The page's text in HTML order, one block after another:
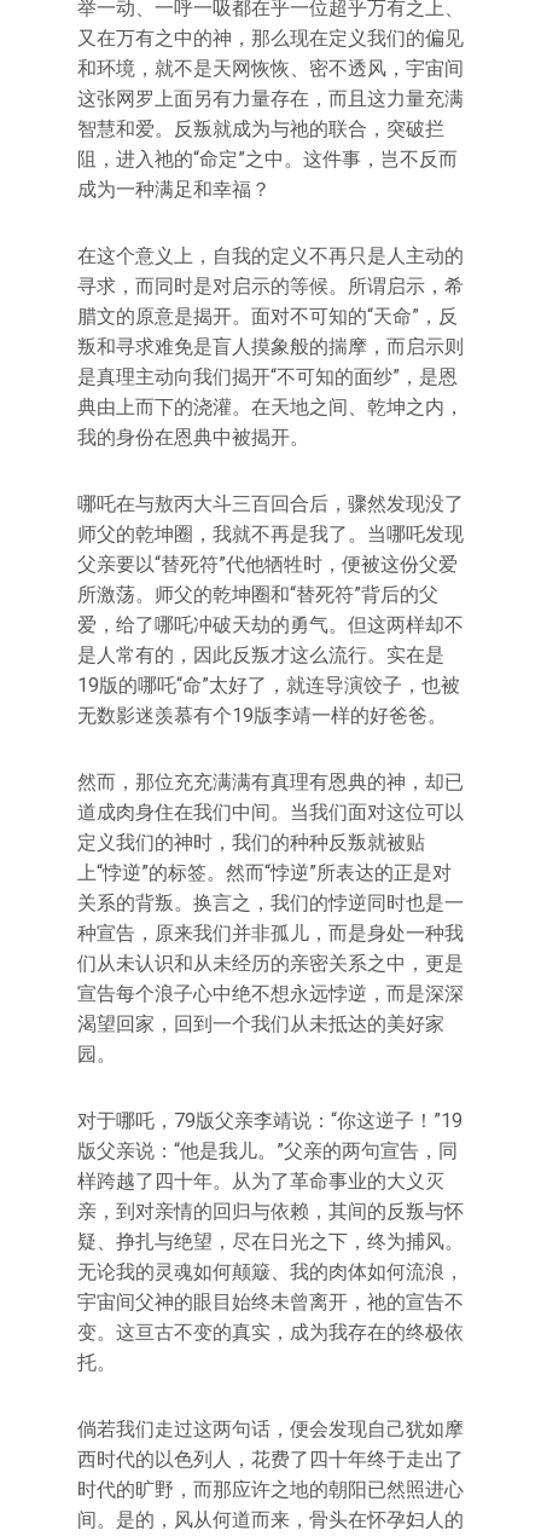
举一动、一呼一吸都在乎一位超乎万有之上、
又在万有之中的神，那么现在定义我们的偏见
和环境，就不是天网恢恢、密不透风，宇宙间
这张网罗上面另有力量存在，而且这力量充满
智慧和爱。反叛就成为与祂的联合，突破拦
阻，进入祂的“命定”之中。这件事，岂不反而
成为一种满足和幸福？
在这个意义上，自我的定义不再只是人主动的
寻求，而同时是对启示的等候。所谓启示，希
腊文的原意是揭开。面对不可知的“天命”，反
叛和寻求难免是盲人摸象般的揣摩，而启示则
是真理主动向我们揭开“不可知的面纱”，是恩
典由上而下的浇灌。在天地之间、乾坤之内，
我的身份在恩典中被揭开。
哪吒在与敖丙大斗三百回合后，骤然发现没了
师父的乾坤圈，我就不再是我了。当哪吒发现
父亲要以“替死符”代他牺牲时，便被这份父爱
所激荡。师父的乾坤圈和“替死符”背后的父
爱，给了哪吒冲破天劫的勇气。但这两样却不
是人常有的，因此反叛才这么流行。实在是
19版的哪吒“命”太好了，就连导演饺子，也被
无数影迷羡慕有个19版李靖一样的好爸爸。
然而，那位充充满满有真理有恩典的神，却已
道成肉身住在我们中间。当我们面对这位可以
定义我们的神时，我们的种种反叛就被贴
上“悖逆”的标签。然而“悖逆”所表达的正是对
关系的背叛。换言之，我们的悖逆同时也是一
种宣告，原来我们并非孤儿，而是身处一种我
们从未认识和从未经历的亲密关系之中，更是
宣告每个浪子心中绝不想永远悖逆，而是深深
渴望回家，回到一个我们从未抵达的美好家
园。
对于哪吒，79版父亲李靖说：“你这逆子！”19
版父亲说：“他是我儿。”父亲的两句宣告，同
样跨越了四十年。从为了革命事业的大义灭
亲，到对亲情的回归与依赖，其间的反叛与怀
疑、挣扎与绝望，尽在日光之下，终为捕风。
无论我的灵魂如何颠簸、我的肉体如何流浪，
宇宙间父神的眼目始终未曾离开，祂的宣告不
变。这亘古不变的真实，成为我存在的终极依
托。
倘若我们走过这两句话，便会发现自己犹如摩
西时代的以色列人，花费了四十年终于走出了
时代的旷野，而那应许之地的朝阳已然照进心
间。是的，风从何道而来，骨头在怀孕妇人的